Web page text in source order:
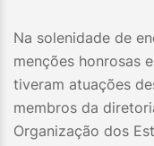
Na solenidade de
menções honrosas
tiveram atuações
membros da
Organização dos